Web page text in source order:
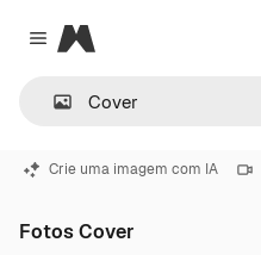
Close menu
Magnific
Crie uma imagem com IA
Fotos Cover